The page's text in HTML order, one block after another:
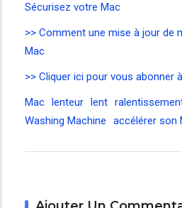
Sécurisez votre Mac
>> Comment une mise à jour de
Mac
>> Cliquer ici pour vous abonner
Mac lenteur lent
Washing Machine
accélérer son